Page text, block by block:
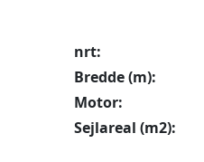
nrt:
Bredde (m):
Motor:
Sejlareal (m2):